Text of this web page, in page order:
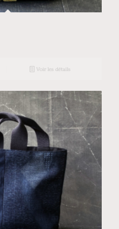
Voir les détails